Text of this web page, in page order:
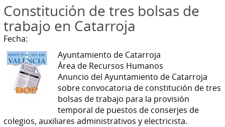
Constitución de tres bolsas de
trabajo en Catarroja
Fecha:
Ayuntamiento de Catarroja
Área de Recursos Humanos
Anuncio del Ayuntamiento de Catarroja
sobre convocatoria de constitución de tres
bolsas de trabajo para la provisión
temporal de puestos de conserjes de
colegios, auxiliares administrativos y electricista.